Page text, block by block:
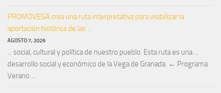
PROMOVEGA crea una ruta interpretativa para visibilizar la
aportación histórica de las ...
AGOSTO 7, 2026
... social, cultural y política de nuestro pueblo. Esta ruta es una ...
desarrollo social y económico de la Vega de Granada. ← Programa
Verano ...